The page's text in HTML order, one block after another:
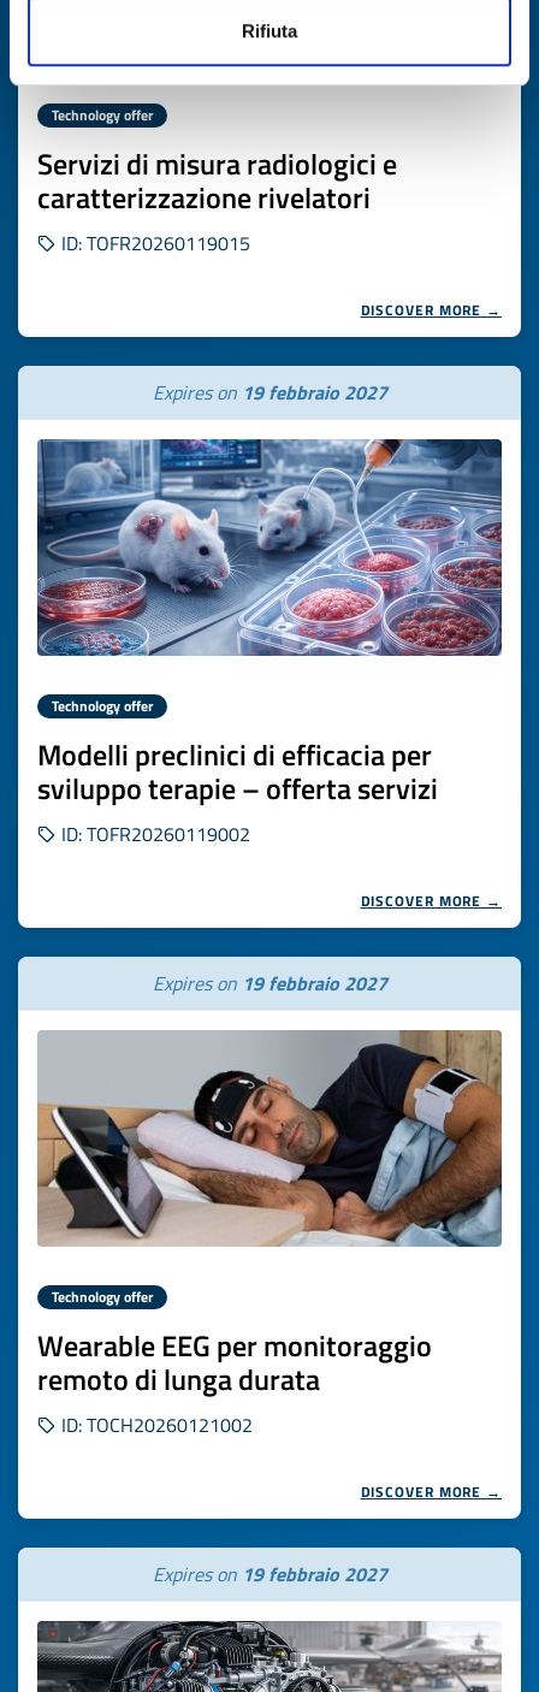
Rifiuta
Technology offer
Servizi di misura radiologici e
caratterizzazione rivelatori
ID: TOFR20260119015
DISCOVER MORE →
Expires on 19 febbraio 2027
Technology offer
Modelli preclinici di efficacia per
sviluppo terapie – offerta servizi
ID: TOFR20260119002
DISCOVER MORE →
Expires on 19 febbraio 2027
Technology offer
Wearable EEG per monitoraggio
remoto di lunga durata
ID: TOCH20260121002
DISCOVER MORE →
Expires on 19 febbraio 2027